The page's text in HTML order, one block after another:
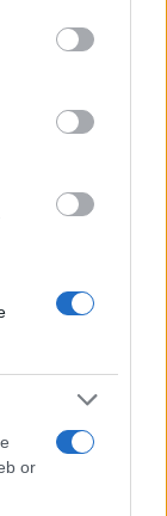
may click to
party tags to
below Google
or
Ελπίδα
το
κόμμα»
του
του
του –
–
πολιτική